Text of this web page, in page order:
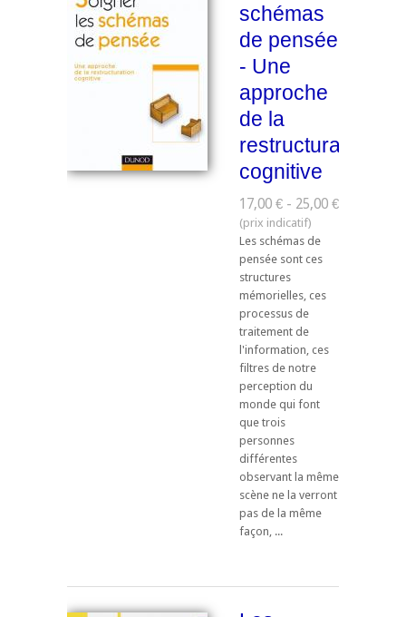
schémas
de pensée
- Une
approche
de la
restructuration
cognitive
17,00 € - 25,00 €
Les schémas de
pensée sont ces
structures
mémorielles, ces
processus de
traitement de
l'information, ces
filtres de notre
perception du
monde qui font
que trois
personnes
différentes
observant la même
scène ne la verront
pas de la même
façon, ...